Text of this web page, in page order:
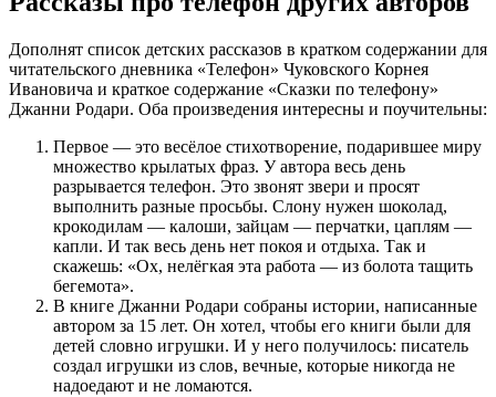
Дополнят список детских рассказов в кратком содержании для
читательского дневника «Телефон» Чуковского Корнея
Ивановича и краткое содержание «Сказки по телефону»
Джанни Родари. Оба произведения интересны и поучительны:
Первое — это весёлое стихотворение, подарившее миру
множество крылатых фраз. У автора весь день
разрывается телефон. Это звонят звери и просят
выполнить разные просьбы. Слону нужен шоколад,
крокодилам — калоши, зайцам — перчатки, цаплям —
капли. И так весь день нет покоя и отдыха. Так и
скажешь: «Ох, нелёгкая эта работа — из болота тащить
бегемота».
В книге Джанни Родари собраны истории, написанные
автором за 15 лет. Он хотел, чтобы его книги были для
детей словно игрушки. И у него получилось: писатель
создал игрушки из слов, вечные, которые никогда не
надоедают и не ломаются.